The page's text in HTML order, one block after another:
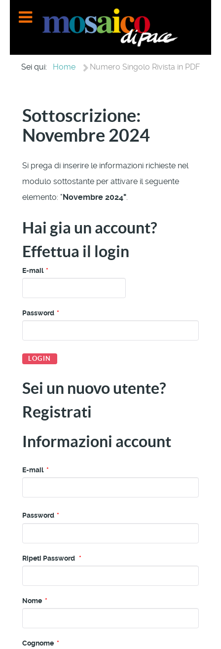
Sei qui: Home Numero Singolo Rivista in PDF
Sottoscrizione:
Novembre 2024
Si prega di inserire le informazioni richieste nel
modulo sottostante per attivare il seguente
elemento: " Novembre 2024".
Hai gia un account?
Effettua il login
E-mail *
Password *
Sei un nuovo utente?
Registrati
Informazioni account
E-mail *
Password *
Ripeti Password *
Nome *
Cognome *